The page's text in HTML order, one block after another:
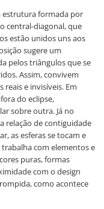
estrutura formada por
central-diagonal, que
estão unidos uns aos
sugere um
pelos triângulos que se
Assim, convivem
reais e invisíveis. Em
do eclipse,
sobre outra. Já no
relação de contiguidade
as esferas se tocam e
com elementos e
puras, formas
com o design
como acontece